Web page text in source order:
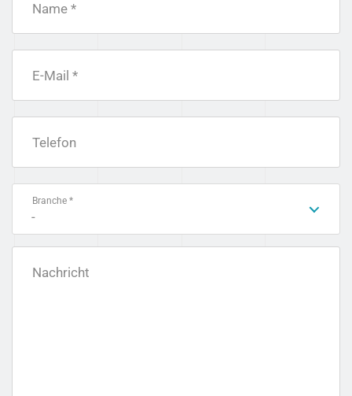
Name *
E-Mail *
Telefon
Branche *
-
Nachricht